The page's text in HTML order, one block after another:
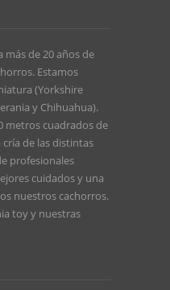
más de 20 años de
Estamos
(Yorkshire
y Chihuahua).
metros cuadrados de
de las distintas
profesionales
cuidados y una
nuestros cachorros.
toyy nuestras